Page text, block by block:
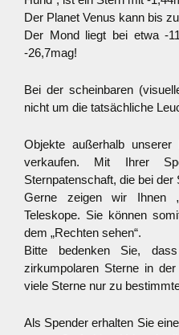
Der Planet Venus kann bis
Der Mond liegt bei etwa -
-26,7mag!
Bei der scheinbaren
nicht um die tatsächliche
Objekte außerhalb
verkaufen. Mit Ihrer
Sternpatenschaft, die bei
Gerne zeigen wir Ihnen
Teleskope. Sie können
dem „Rechten sehen“.
Bitte bedenken Sie,
zirkumpolaren Sterne in
viele Sterne nur zu
Als Spender erhalten Sie